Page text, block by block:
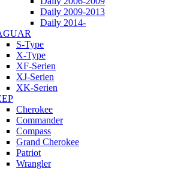
Daily 2009-2013
Daily 2014-
S-Type
X-Type
XF-Serien
XJ-Serien
XK-Serien
Cherokee
Commander
Compass
Grand Cherokee
Patriot
Wrangler